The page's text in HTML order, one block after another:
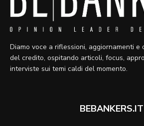
Diamo voce a riflessioni, aggiornamenti e
del credito, ospitando articoli, focus,
interviste sui temi caldi del momento.
BEBANKERS.IT